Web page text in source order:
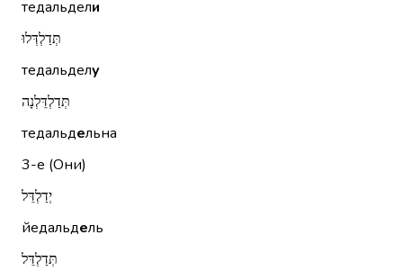
тедальдели
תְּדַלְדְּלוּ
тедальделу
תְּדַלְדֵּלְנָה
тедальдельна
3-е (Они)
יְדַלְדֵּל
йедальдель
תְּדַלְדֵּל